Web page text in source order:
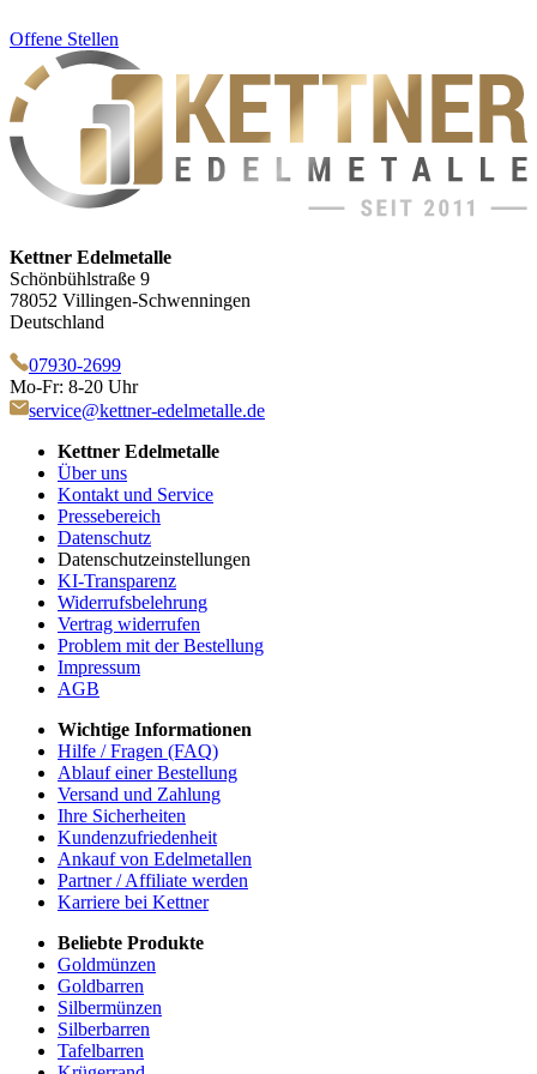
Offene Stellen
Kettner Edelmetalle
Schönbühlstraße 9
78052 Villingen-Schwenningen
Deutschland
07930-2699
Mo-Fr: 8-20 Uhr
service@kettner-edelmetalle.de
Kettner Edelmetalle
Über uns
Kontakt und Service
Pressebereich
Datenschutz
Datenschutzeinstellungen
KI-Transparenz
Widerrufsbelehrung
Vertrag widerrufen
Problem mit der Bestellung
Impressum
AGB
Wichtige Informationen
Hilfe / Fragen (FAQ)
Ablauf einer Bestellung
Versand und Zahlung
Ihre Sicherheiten
Kundenzufriedenheit
Ankauf von Edelmetallen
Partner / Affiliate werden
Karriere bei Kettner
Beliebte Produkte
Goldmünzen
Goldbarren
Silbermünzen
Silberbarren
Tafelbarren